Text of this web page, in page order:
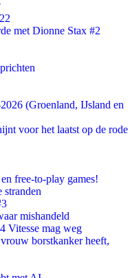
met Dionne Stax #2
(Groenland, IJsland en
voor het laatst op de rode
free-to-play games!
stranden
mishandeld
Vitesse mag weg
borstkanker heeft,